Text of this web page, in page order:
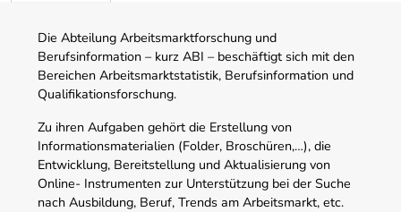
Die Abteilung Arbeitsmarktforschung und
Berufsinformation – kurz ABI – beschäftigt sich mit den
Bereichen Arbeitsmarktstatistik, Berufsinformation und
Qualifikationsforschung.
Zu ihren Aufgaben gehört die Erstellung von
Informationsmaterialien (Folder, Broschüren,…), die
Entwicklung, Bereitstellung und Aktualisierung von
Online- Instrumenten zur Unterstützung bei der Suche
nach Ausbildung, Beruf, Trends am Arbeitsmarkt, etc.